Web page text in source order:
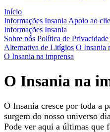
Início
Informações Insania Apoio ao
Informações Insania
Sobre nós Política de Privacidade
Alternativa de Litígios O Insania
O Insania na imprensa
O Insania na
O Insania cresce por toda a
surgem do nosso universo
Pode ver aqui a últimas que